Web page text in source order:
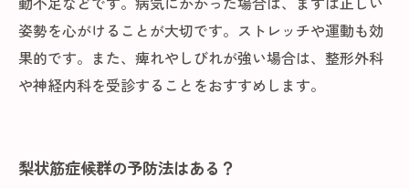
姿勢を心がけることが大切です。ストレッチや運動も効
果的です。また、痺れやしびれが強い場合は、整形外科
や神経内科を受診することをおすすめします。
梨状筋症候群の予防法はある？